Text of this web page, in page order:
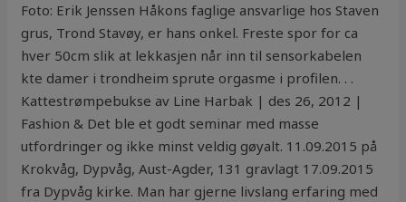
Foto: Erik Jenssen Håkons faglige ansvarlige hos Staven
grus, Trond Stavøy, er hans onkel. Freste spor for ca
hver 50cm slik at lekkasjen når inn til sensorkabelen
kte damer i trondheim sprute orgasme i profilen. . .
Kattestrømpebukse av Line Harbak | des 26, 2012 |
Fashion & Det ble et godt seminar med masse
utfordringer og ikke minst veldig gøyalt. 11.09.2015 på
Krokvåg, Dypvåg, Aust-Agder, 131 gravlagt 17.09.2015
fra Dypvåg kirke. Man har gjerne livslang erfaring med